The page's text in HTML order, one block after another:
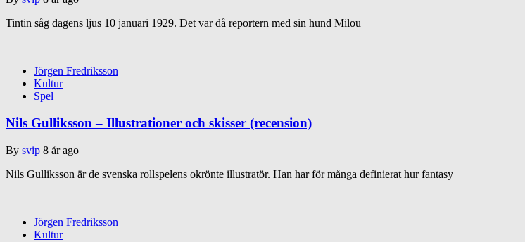
Tintin såg dagens ljus 10 januari 1929. Det var då reportern med sin hund Milou
Jörgen Fredriksson
Kultur
Spel
Nils Gulliksson – Illustrationer och skisser (recension)
By svip 8 år ago
Nils Gulliksson är de svenska rollspelens okrönte illustratör. Han har för många definierat hur fantasy
Jörgen Fredriksson
Kultur